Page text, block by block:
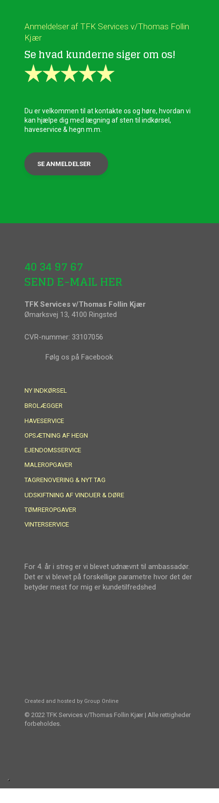
Anmeldelser af TFK Services v/Thomas Follin
Kjær
Se hvad kunderne siger om os!
​Du er velkommen til at kontakte os og høre, hvordan vi
kan hjælpe dig med lægning af sten til indkørsel,
haveservice & hegn m.m.
SE ANMELDELSER
40 34 97 67
SEND E-MAIL HER
TFK Services v/Thomas Follin Kjær
Ømarksvej 13, 4100 Ringsted
CVR-nummer: 33107056​
​Følg os på Facebook
NY INDKØRSEL
BROLÆGGER
HAVESERVICE
OPSÆTNING AF HEGN
EJENDOMSSERVICE
MALEROPGAVER
TAGRENOVERING & NYT TAG
UDSKIFTNING AF VINDUER & DØRE
TØMREROPGAVER
VINTERSERVICE
For 4. år i streg er vi blevet udnævnt til ambassadør.
Det er vi blevet på forskellige parametre hvor det der
betyder mest for mig er kundetilfredshed
Created and hosted by Group Online
© 2022 TFK Services v/Thomas Follin Kjær | Alle rettigheder
forbeholdes.